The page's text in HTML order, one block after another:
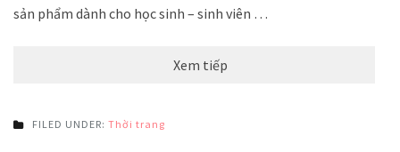
sản phẩm dành cho học sinh – sinh viên …
Xem tiếp
FILED UNDER: Thời trang